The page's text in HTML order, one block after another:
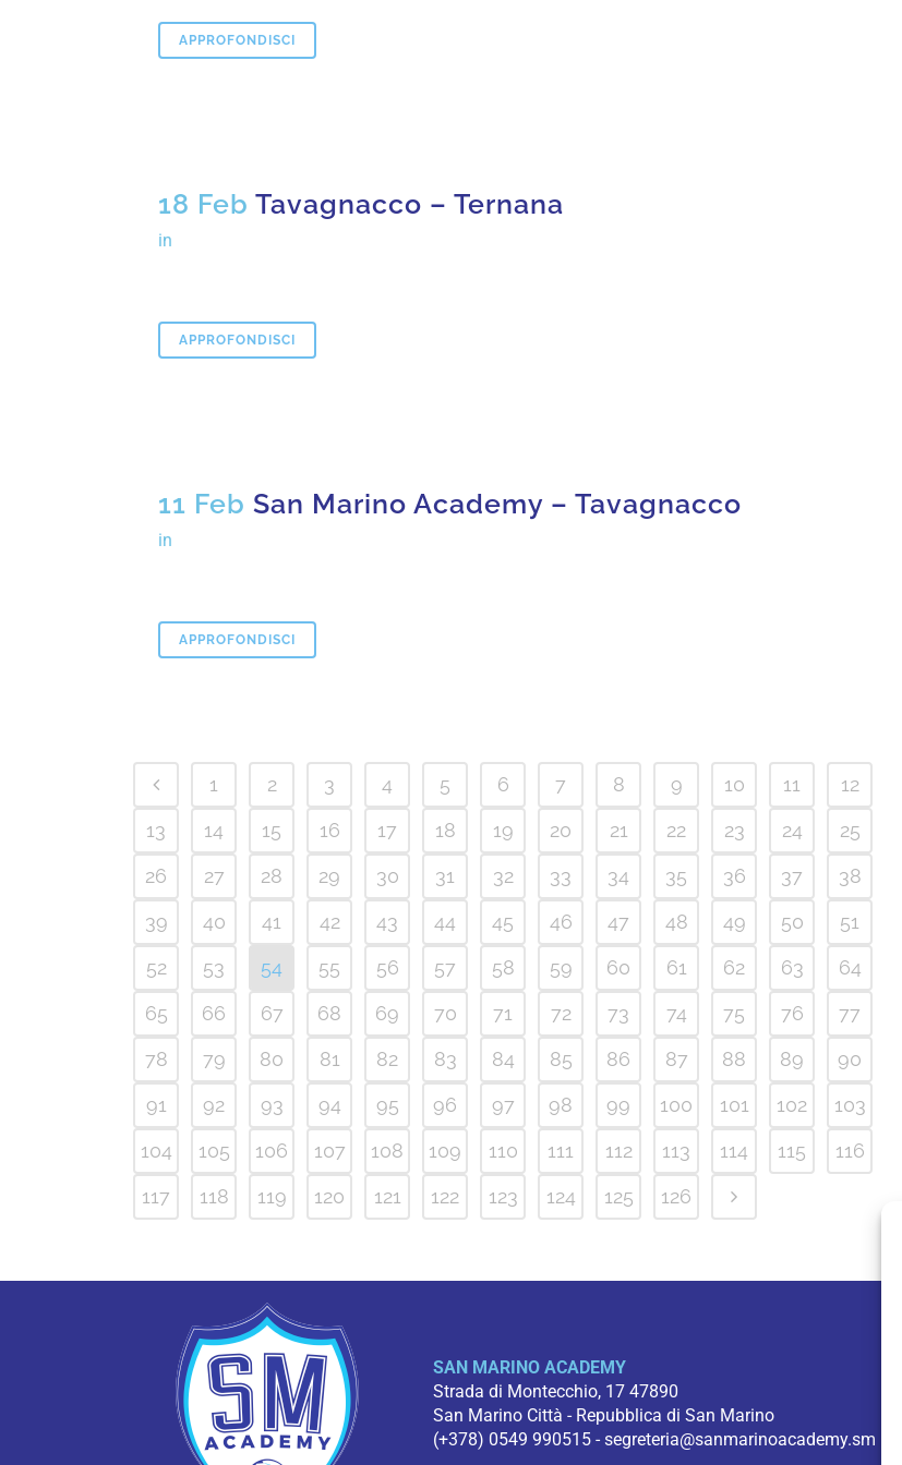
APPROFONDISCI
18 Feb Tavagnacco – Ternana
in
APPROFONDISCI
11 Feb San Marino Academy – Tavagnacco
in
APPROFONDISCI
1 2 3 4 5 6 7 8 9 10 11
12
13
14 15 16 17 18 19 20 21 22 23 24
25
26
27 28 29 30 31 32 33 34 35 36 37
38
39
40 41 42 43 44 45 46 47 48 49 50
51
52
53 54 55 56 57 58 59 60 61 62 63
64
65
66 67 68 69 70 71 72 73 74 75 76
77
78
79 80 81 82 83 84 85 86 87 88 89
90
91
92 93 94 95 96 97 98 99 100 101 102
103
104
105 106 107 108 109 110 111 112 113 114 115
116
117
118 119 120 121 122 123 124 125 126
SAN MARINO ACADEMY
Strada di Montecchio, 17 47890
San Marino Città - Repubblica di San Marino
(+378) 0549 990515 - segreteria@sanmarinoacademy.sm